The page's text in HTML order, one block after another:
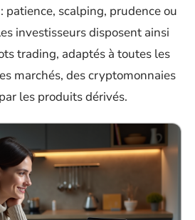
patience, scalping, prudence ou
investisseurs disposent ainsi
trading, adaptés à toutes les
marchés, des cryptomonnaies
les produits dérivés.